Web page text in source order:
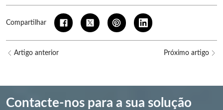
Compartilhar
Artigo anterior Próximo artigo
Contacte-nos para a sua solução